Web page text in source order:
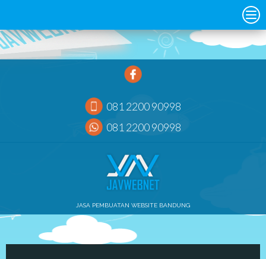
081 2200 90998
081 2200 90998
JASA PEMBUATAN WEBSITE BANDUNG